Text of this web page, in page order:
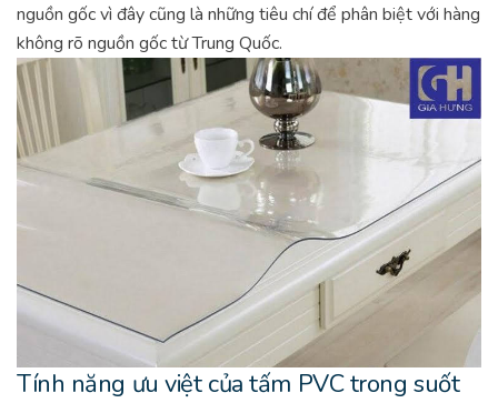
nguồn gốc vì đây cũng là những tiêu chí để phân biệt với hàng
không rõ nguồn gốc từ Trung Quốc.
Tính năng ưu việt của tấm PVC trong suốt